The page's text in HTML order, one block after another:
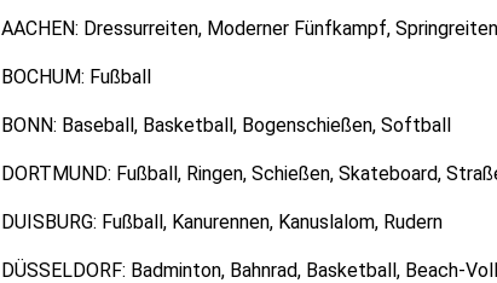
AACHEN: Dressurreiten, Moderner Fünfkampf,
BOCHUM: Fußball
BONN: Baseball, Basketball, Bogenschießen, Softball
DORTMUND: Fußball, Ringen, Schießen, Skateboard,
DUISBURG: Fußball, Kanurennen, Kanuslalom, Rudern
DÜSSELDORF: Badminton, Bahnrad, Basketball, Beach-